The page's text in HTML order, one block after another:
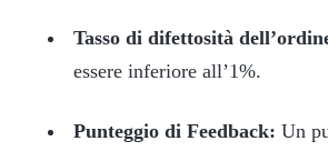
Tasso di difettosità
essere inferiore all’1%.
Punteggio di Feedback: Un